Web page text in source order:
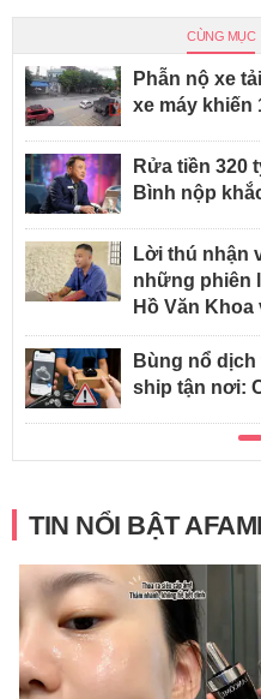
CÙNG MỤC
Phẫn nộ xe
xe máy
Rửa tiền 320
Bình nộp
Lời thú nhận
những phiên
Hồ Văn Khoa
Bùng nổ
ship tận nơi:
TIN NỔI BẬT